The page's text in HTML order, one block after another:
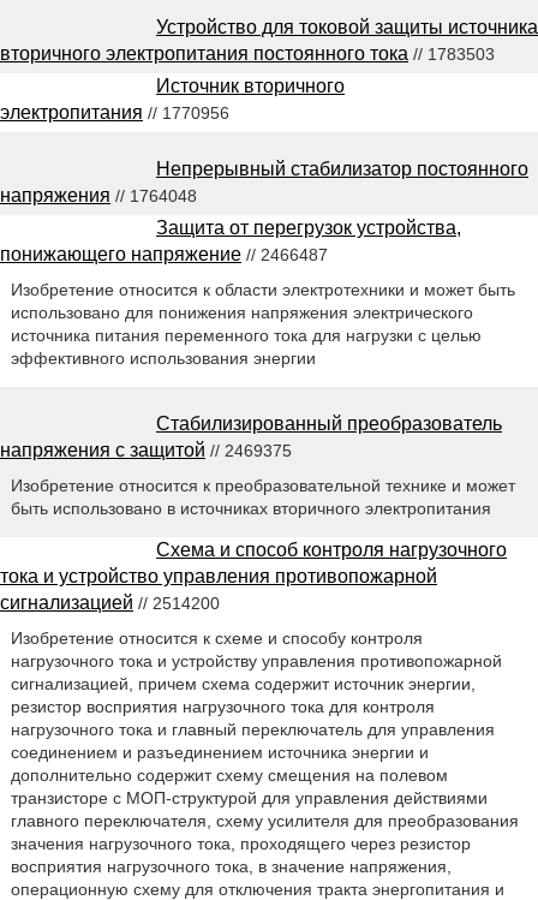
Устройство для токовой защиты источника
вторичного электропитания постоянного тока // 1783503
Источник вторичного
электропитания // 1770956
Непрерывный стабилизатор постоянного
напряжения // 1764048
Защита от перегрузок устройства,
понижающего напряжение // 2466487
Изобретение относится к области электротехники и может быть
использовано для понижения напряжения электрического
источника питания переменного тока для нагрузки с целью
эффективного использования энергии
Стабилизированный преобразователь
напряжения с защитой // 2469375
Изобретение относится к преобразовательной технике и может
быть использовано в источниках вторичного электропитания
Схема и способ контроля нагрузочного
тока и устройство управления противопожарной
сигнализацией // 2514200
Изобретение относится к схеме и способу контроля
нагрузочного тока и устройству управления противопожарной
сигнализацией, причем схема содержит источник энергии,
резистор восприятия нагрузочного тока для контроля
нагрузочного тока и главный переключатель для управления
соединением и разъединением источника энергии и
дополнительно содержит схему смещения на полевом
транзисторе с МОП-структурой для управления действиями
главного переключателя, схему усилителя для преобразования
значения нагрузочного тока, проходящего через резистор
восприятия нагрузочного тока, в значение напряжения,
операционную схему для отключения тракта энергопитания и